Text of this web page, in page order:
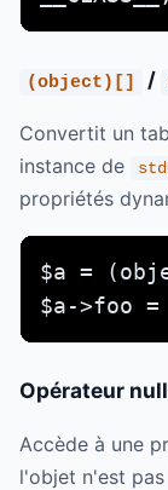
(object)[] /
Convertit un
instance de
propriétés
$a =
$a->foo
Opérateur
Accède à une
l'objet n'est pas